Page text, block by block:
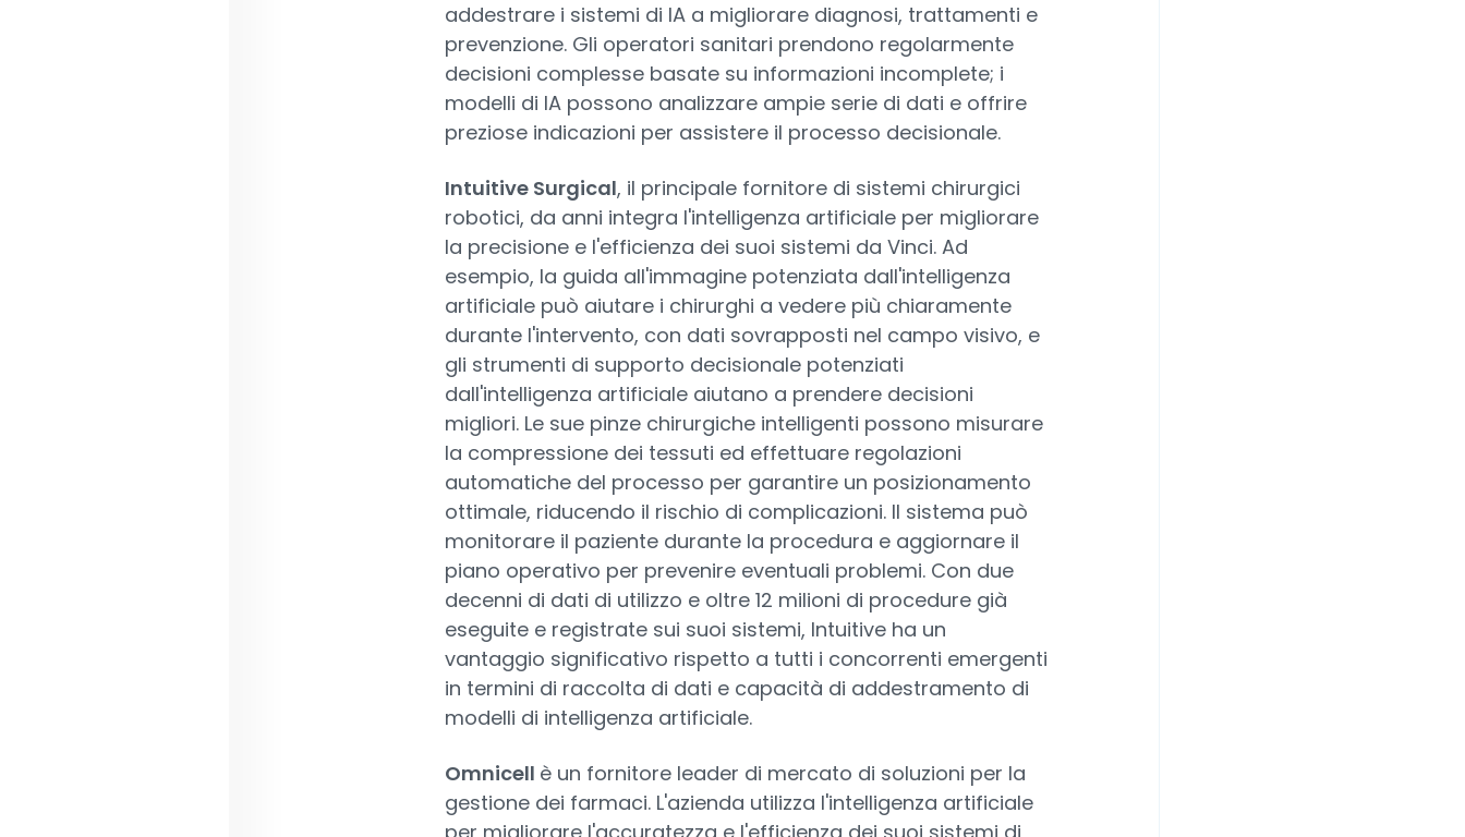
addestrare i sistemi di IA a migliorare diagnosi, trattamenti e
prevenzione. Gli operatori sanitari prendono regolarmente
decisioni complesse basate su informazioni incomplete; i
modelli di IA possono analizzare ampie serie di dati e offrire
preziose indicazioni per assistere il processo decisionale.
Intuitive Surgical, il principale fornitore di sistemi chirurgici
robotici, da anni integra l'intelligenza artificiale per migliorare
la precisione e l'efficienza dei suoi sistemi da Vinci. Ad
esempio, la guida all'immagine potenziata dall'intelligenza
artificiale può aiutare i chirurghi a vedere più chiaramente
durante l'intervento, con dati sovrapposti nel campo visivo, e
gli strumenti di supporto decisionale potenziati
dall'intelligenza artificiale aiutano a prendere decisioni
migliori. Le sue pinze chirurgiche intelligenti possono misurare
la compressione dei tessuti ed effettuare regolazioni
automatiche del processo per garantire un posizionamento
ottimale, riducendo il rischio di complicazioni. Il sistema può
monitorare il paziente durante la procedura e aggiornare il
piano operativo per prevenire eventuali problemi. Con due
decenni di dati di utilizzo e oltre 12 milioni di procedure già
eseguite e registrate sui suoi sistemi, Intuitive ha un
vantaggio significativo rispetto a tutti i concorrenti emergenti
in termini di raccolta di dati e capacità di addestramento di
modelli di intelligenza artificiale.
Omnicell è un fornitore leader di mercato di soluzioni per la
gestione dei farmaci. L'azienda utilizza l'intelligenza artificiale